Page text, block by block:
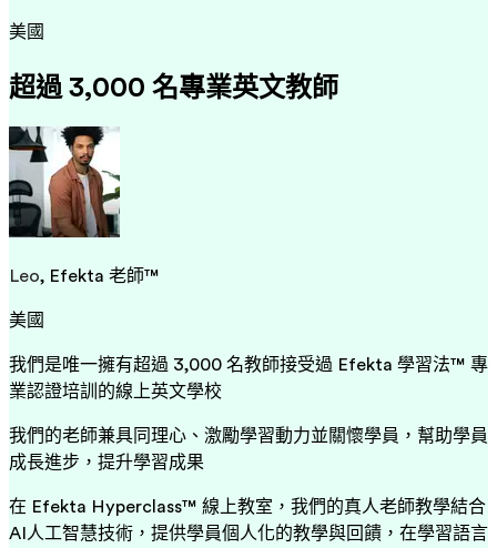
美國
超過 3,000 名專業英文教師
Leo, Efekta 老師™
美國
我們是唯一擁有超過 3,000 名教師接受過 Efekta 學習法™ 專
業認證培訓的線上英文學校
我們的老師兼具同理心、激勵學習動力並關懷學員，幫助學員
成長進步，提升學習成果
在 Efekta Hyperclass™ 線上教室，我們的真人老師教學結合
AI人工智慧技術，提供學員個人化的教學與回饋，在學習語言